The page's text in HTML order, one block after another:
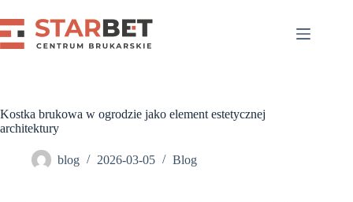
do
treści
Kostka brukowa w ogrodzie jako element estetycznej
architektury
blog 2026-03-05 Blog